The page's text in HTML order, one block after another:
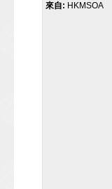
來自: HKMSOA